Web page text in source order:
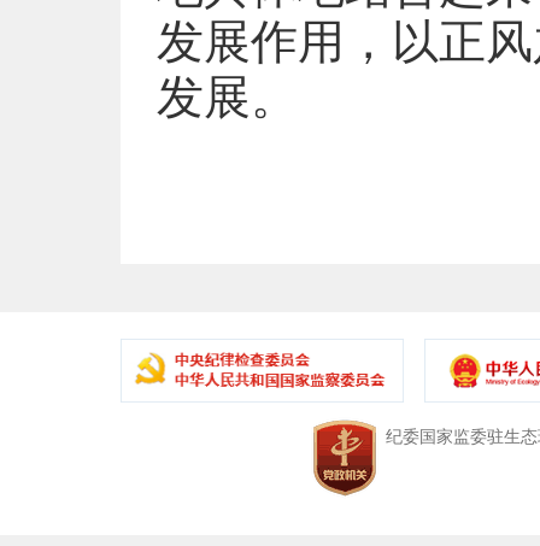
发展作用，以正
发展。
中央纪委国家监委驻生